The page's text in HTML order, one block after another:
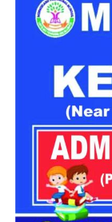
कई बार बच्चे वहां
इसी समस्या को
करने की दिशा में
के बजाय परिवार
16 घरों में
प्रस्तावित आलंबन
एक परिवार की तर्ज
यूनिट में करीब दो
जाएगा। इस तरह